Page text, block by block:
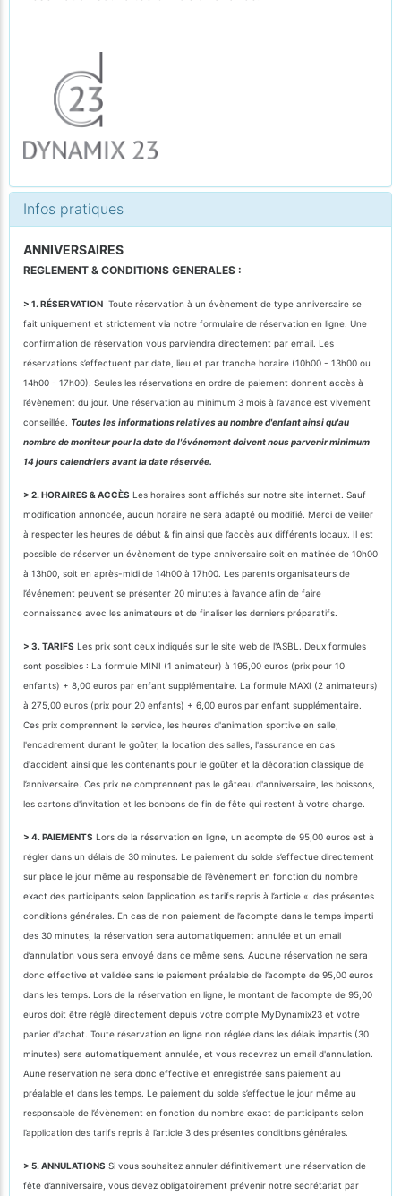
Infos pratiques
ANNIVERSAIRES
REGLEMENT & CONDITIONS GENERALES :
> 1. RÉSERVATION Toute réservation à un évènement de type anniversaire se
fait uniquement et strictement via notre formulaire de réservation en ligne. Une
confirmation de réservation vous parviendra directement par email. Les
réservations s’effectuent par date, lieu et par tranche horaire (10h00 - 13h00 ou
14h00 - 17h00). Seules les réservations en ordre de paiement donnent accès à
l’évènement du jour. Une réservation au minimum 3 mois à l’avance est vivement
conseillée. Toutes les informations relatives au nombre d'enfant ainsi qu'au
nombre de moniteur pour la date de l'événement doivent nous parvenir minimum
14 jours calendriers avant la date réservée.
> 2. HORAIRES & ACCÈS Les horaires sont affichés sur notre site internet. Sauf
modification annoncée, aucun horaire ne sera adapté ou modifié. Merci de veiller
à respecter les heures de début & fin ainsi que l’accès aux différents locaux. Il est
possible de réserver un évènement de type anniversaire soit en matinée de 10h00
à 13h00, soit en après-midi de 14h00 à 17h00. Les parents organisateurs de
l’événement peuvent se présenter 20 minutes à l’avance afin de faire
connaissance avec les animateurs et de finaliser les derniers préparatifs.
> 3. TARIFS Les prix sont ceux indiqués sur le site web de l'ASBL. Deux formules
sont possibles : La formule MINI (1 animateur) à 195,00 euros (prix pour 10
enfants) + 8,00 euros par enfant supplémentaire. La formule MAXI (2 animateurs)
à 275,00 euros (prix pour 20 enfants) + 6,00 euros par enfant supplémentaire.
Ces prix comprennent le service, les heures d'animation sportive en salle,
l'encadrement durant le goûter, la location des salles, l'assurance en cas
d'accident ainsi que les contenants pour le goûter et la décoration classique de
l’anniversaire. Ces prix ne comprennent pas le gâteau d'anniversaire, les boissons,
les cartons d'invitation et les bonbons de fin de fête qui restent à votre charge.
> 4. PAIEMENTS Lors de la réservation en ligne, un acompte de 95,00 euros est à
régler dans un délais de 30 minutes. Le paiement du solde s’effectue directement
sur place le jour même au responsable de l’évènement en fonction du nombre
exact des participants selon l’application es tarifs repris à l’article « des présentes
conditions générales. En cas de non paiement de l’acompte dans le temps imparti
des 30 minutes, la réservation sera automatiquement annulée et un email
d’annulation vous sera envoyé dans ce même sens. Aucune réservation ne sera
donc effective et validée sans le paiement préalable de l’acompte de 95,00 euros
dans les temps. Lors de la réservation en ligne, le montant de l’acompte de 95,00
euros doit être réglé directement depuis votre compte MyDynamix23 et votre
panier d'achat. Toute réservation en ligne non réglée dans les délais impartis (30
minutes) sera automatiquement annulée, et vous recevrez un email d'annulation.
Aune réservation ne sera donc effective et enregistrée sans paiement au
préalable et dans les temps. Le paiement du solde s’effectue le jour même au
responsable de l’évènement en fonction du nombre exact de participants selon
l’application des tarifs repris à l’article 3 des présentes conditions générales.
> 5. ANNULATIONS Si vous souhaitez annuler définitivement une réservation de
fête d’anniversaire, vous devez obligatoirement prévenir notre secrétariat par